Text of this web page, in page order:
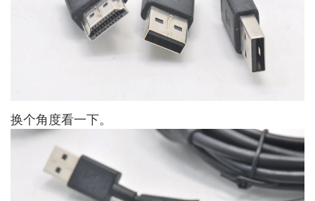
换个角度看一下。